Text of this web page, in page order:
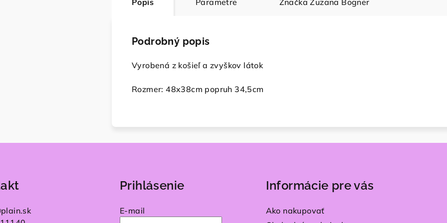
Popis Parametre Značka Zuzana Bogner
Podrobný popis
Vyrobená z košieľ a zvyškov látok
Rozmer: 48x38cm popruh 34,5cm
plain.sk
Prihlásenie
E-mail
Informácie pre vás
Ako nakupovať